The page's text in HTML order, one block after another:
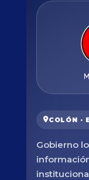
COLÓN ·
Gobierno